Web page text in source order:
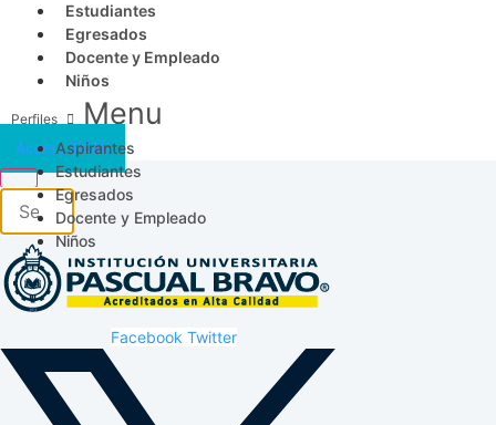
Estudiantes
Egresados
Docente y Empleado
Niños
Menu
Aspirantes
Estudiantes
Egresados
Docente y Empleado
Niños
Acceso SICAU
Facebook Twitter